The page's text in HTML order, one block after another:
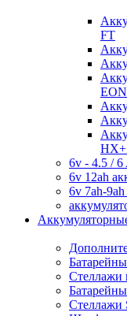
FT
EON
HX+
6v - 4.5 / 6
6v 12ah
6v 7ah-
Стеллажи
Стеллажи